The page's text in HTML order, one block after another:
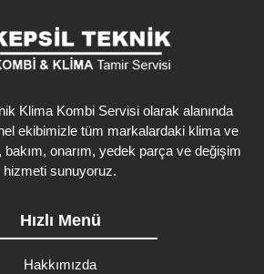
Klima Kombi Servisi olarak alanında
ekibimizle tüm markalardaki klima ve
onarım, yedek parça ve değişim
hizmeti sunuyoruz.
Hızlı Menü
Hakkımızda